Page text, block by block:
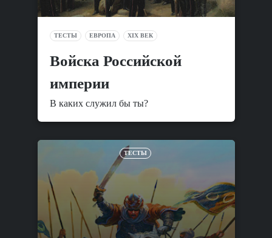
ТЕСТЫ ЕВРОПА XIX ВЕК
Войска Российской
империи
В каких служил бы ты?
ТЕСТЫ